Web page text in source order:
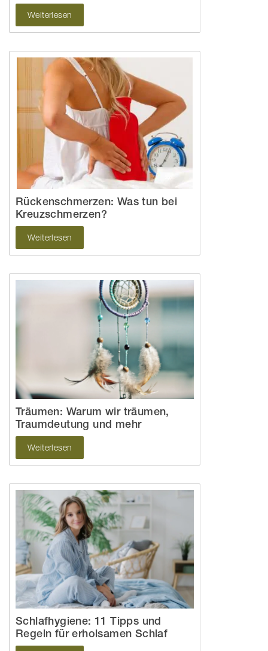
Weiterlesen
Rückenschmerzen: Was tun bei
Kreuzschmerzen?
Weiterlesen
Träumen: Warum wir träumen,
Traumdeutung und mehr
Weiterlesen
Schlafhygiene: 11 Tipps und
Regeln für erholsamen Schlaf